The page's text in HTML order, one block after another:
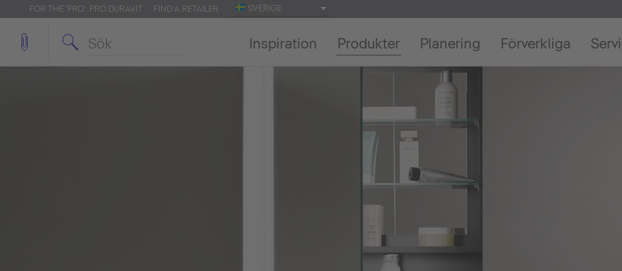
FOR THE 'PRO': PRO.DURAVIT FIND A RETAILER SVERIGE
Inspiration Produkter Planering Förverkliga